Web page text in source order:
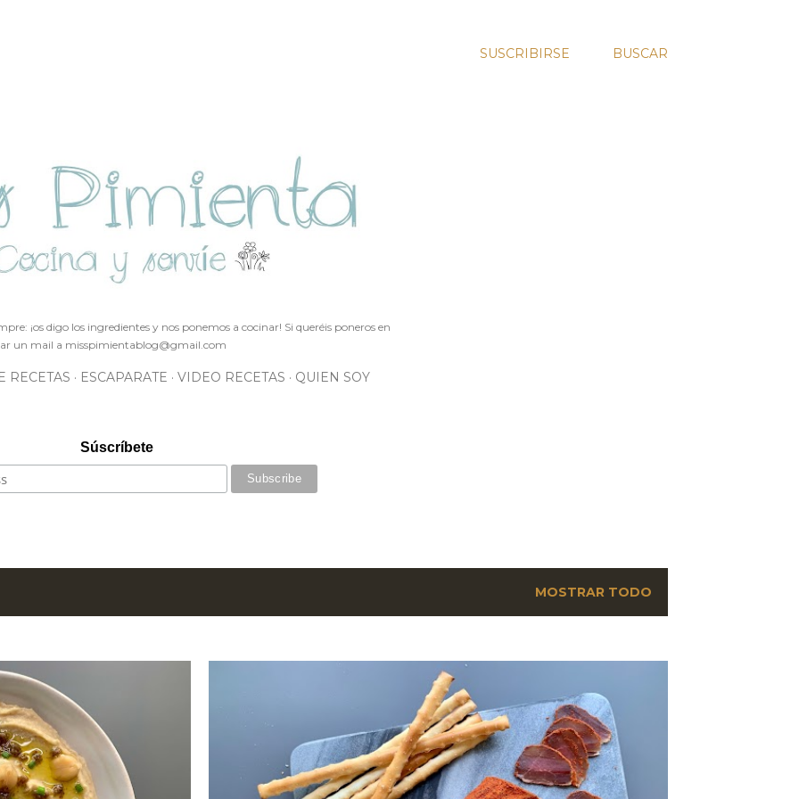
SUSCRIBIRSE BUSCAR
¡os digo los ingredientes y nos ponemos a cocinar! Si queréis poneros en
un mail a misspimientablog@gmail.com
RECETAS ESCAPARATE VIDEO RECETAS QUIEN SOY
Súscríbete
MOSTRAR TODO